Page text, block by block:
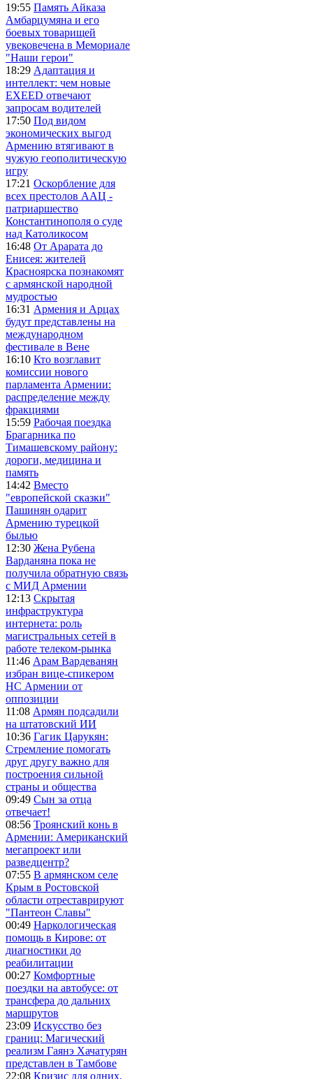
19:55 Память Айказа
Амбарцумяна и его
боевых товарищей
увековечена в Мемориале
"Наши герои"
18:29 Адаптация и
интеллект: чем новые
EXEED отвечают
запросам водителей
17:50 Под видом
экономических выгод
Армению втягивают в
чужую геополитическую
игру
17:21 Оскорбление для
всех престолов ААЦ -
патриаршество
Константинополя о суде
над Католикосом
16:48 От Арарата до
Енисея: жителей
Красноярска познакомят
с армянской народной
мудростью
16:31 Армения и Арцах
будут представлены на
международном
фестивале в Вене
16:10 Кто возглавит
комиссии нового
парламента Армении:
распределение между
фракциями
15:59 Рабочая поездка
Брагарника по
Тимашевскому району:
дороги, медицина и
память
14:42 Вместо
"европейской сказки"
Пашинян одарит
Армению турецкой
былью
12:30 Жена Рубена
Варданяна пока не
получила обратную связь
с МИД Армении
12:13 Скрытая
инфраструктура
интернета: роль
магистральных сетей в
работе телеком-рынка
11:46 Арам Вардеванян
избран вице-спикером
НС Армении от
оппозиции
11:08 Армян подсадили
на штатовский ИИ
10:36 Гагик Царукян:
Стремление помогать
друг другу важно для
построения сильной
страны и общества
09:49 Сын за отца
отвечает!
08:56 Троянский конь в
Армении: Американский
мегапроект или
разведцентр?
07:55 В армянском селе
Крым в Ростовской
области отреставрируют
"Пантеон Славы"
00:49 Наркологическая
помощь в Кирове: от
диагностики до
реабилитации
00:27 Комфортные
поездки на автобусе: от
трансфера до дальних
маршрутов
23:09 Искусство без
границ: Магический
реализм Гаянэ Хачатурян
представлен в Тамбове
22:08 Кризис для одних,